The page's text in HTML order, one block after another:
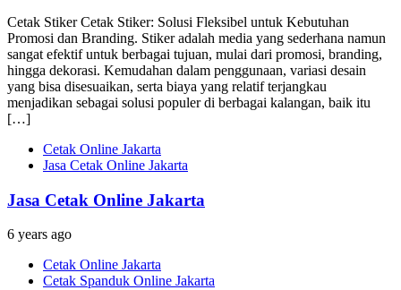
Cetak Stiker Cetak Stiker: Solusi Fleksibel untuk Kebutuhan
Promosi dan Branding. Stiker adalah media yang sederhana namun
sangat efektif untuk berbagai tujuan, mulai dari promosi, branding,
hingga dekorasi. Kemudahan dalam penggunaan, variasi desain
yang bisa disesuaikan, serta biaya yang relatif terjangkau
menjadikan sebagai solusi populer di berbagai kalangan, baik itu
[…]
Cetak Online Jakarta
Jasa Cetak Online Jakarta
Jasa Cetak Online Jakarta
6 years ago
Cetak Online Jakarta
Cetak Spanduk Online Jakarta